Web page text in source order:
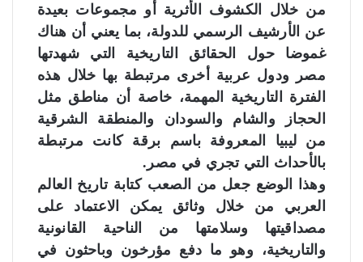
من خلال الكشوف الأثرية أو مجموعات بعيدة
عن الأرشيف الرسمي للدولة، بما يعني أن هناك
غموضا حول الحقائق التاريخية التي شهدتها
مصر ودول عربية أخرى مرتبطة بها خلال هذه
الفترة التاريخية المهمة، خاصة أن مناطق مثل
الحجاز والشام والسودان والمنطقة الشرقية
من ليبيا المعروفة باسم برقة كانت مرتبطة
بالأحداث التي تجري في مصر.
وهذا الوضع جعل من الصعب كتابة تاريخ العالم
العربي من خلال وثائق يمكن الاعتماد على
مصداقيتها وسلامتها من الناحية القانونية
والتاريخية، وهو ما دفع مؤرخون وباحثون في